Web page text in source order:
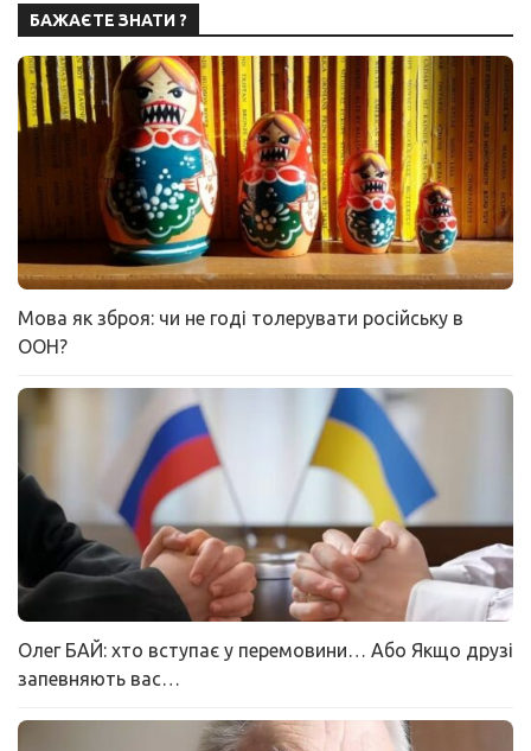
БАЖАЄТЕ ЗНАТИ ?
Мова як зброя: чи не годі толерувати російську в
ООН?
Олег БАЙ: хто вступає у перемовини… Або Якщо друзі
запевняють вас…